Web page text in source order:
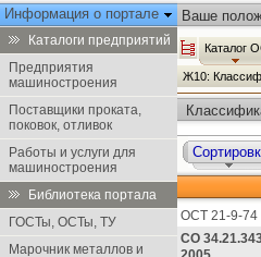
Информация о портале
Каталоги предприятий
Предприятия
машиностроения
Поставщики проката,
поковок, отливок
Работы и услуги для
машиностроения
Библиотека портала
ГОСТы, ОСТы, ТУ
Марочник металлов и
Ваше
Каталог
Ж10:
ОСТ 21-9-74
СО